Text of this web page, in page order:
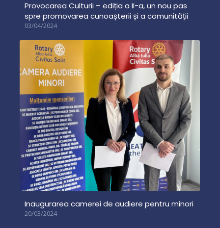
Provocarea Culturii – ediția a II-a, un nou pas
spre promovarea cunoașterii și a comunității
03/04/2024
Inaugurarea camerei de audiere pentru minori
20/03/2024